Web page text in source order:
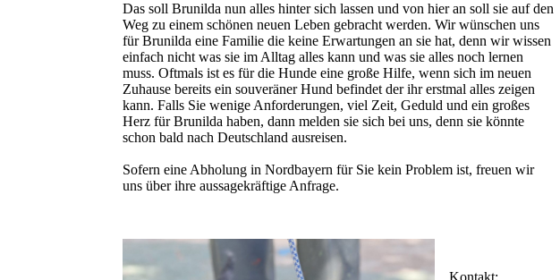
Das soll Brunilda nun alles hinter sich lassen und von hier an soll sie auf den
Weg zu einem schönen neuen Leben gebracht werden. Wir wünschen uns
für Brunilda eine Familie die keine Erwartungen an sie hat, denn wir wissen
einfach nicht was sie im Alltag alles kann und was sie alles noch lernen
muss. Oftmals ist es für die Hunde eine große Hilfe, wenn sich im neuen
Zuhause bereits ein souveräner Hund befindet der ihr erstmal alles zeigen
kann. Falls Sie wenige Anforderungen, viel Zeit, Geduld und ein großes
Herz für Brunilda haben, dann melden sie sich bei uns, denn sie könnte
schon bald nach Deutschland ausreisen.
Sofern eine Abholung in Nordbayern für Sie kein Problem ist, freuen wir
uns über ihre aussagekräftige Anfrage.